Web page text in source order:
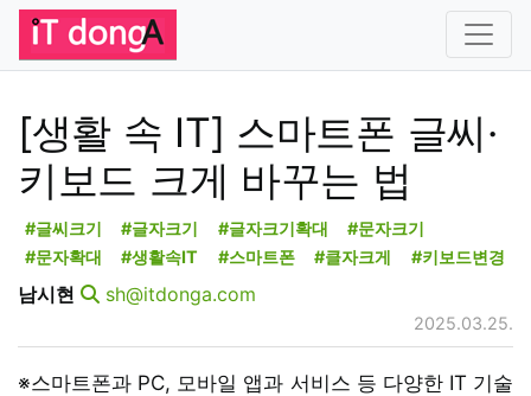
[생활 속 IT] 스마트폰 글씨·
키보드 크게 바꾸는 법
#글씨크기 #글자크기 #글자크기확대
#문자크기
#문자확대
#생활속IT #스마트폰 #클자크게 #키보드변경
남시현 sh@itdonga.com
2025.03.25.
※스마트폰과 PC, 모바일 앱과 서비스 등 다양한 IT 기술